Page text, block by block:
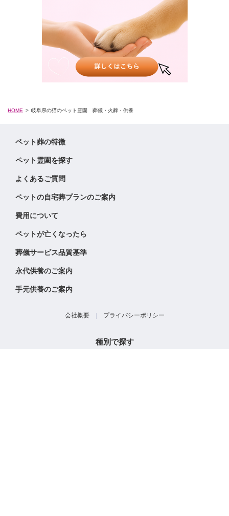
HOME 岐阜県の猫のペット霊園 葬儀・火葬・供養
ペット葬の特徴
ペット霊園を探す
よくあるご質問
ペットの自宅葬プランのご案内
費用について
ペットが亡くなったら
葬儀サービス品質基準
永代供養のご案内
手元供養のご案内
会社概要| プライバシーポリシー
種別で探す